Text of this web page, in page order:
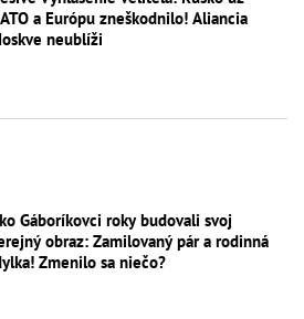
a Európu zneškodnilo! Aliancia
neublíži
Gáboríkovci roky budovali svoj
obraz: Zamilovaný pár a rodinná
Zmenilo sa niečo?